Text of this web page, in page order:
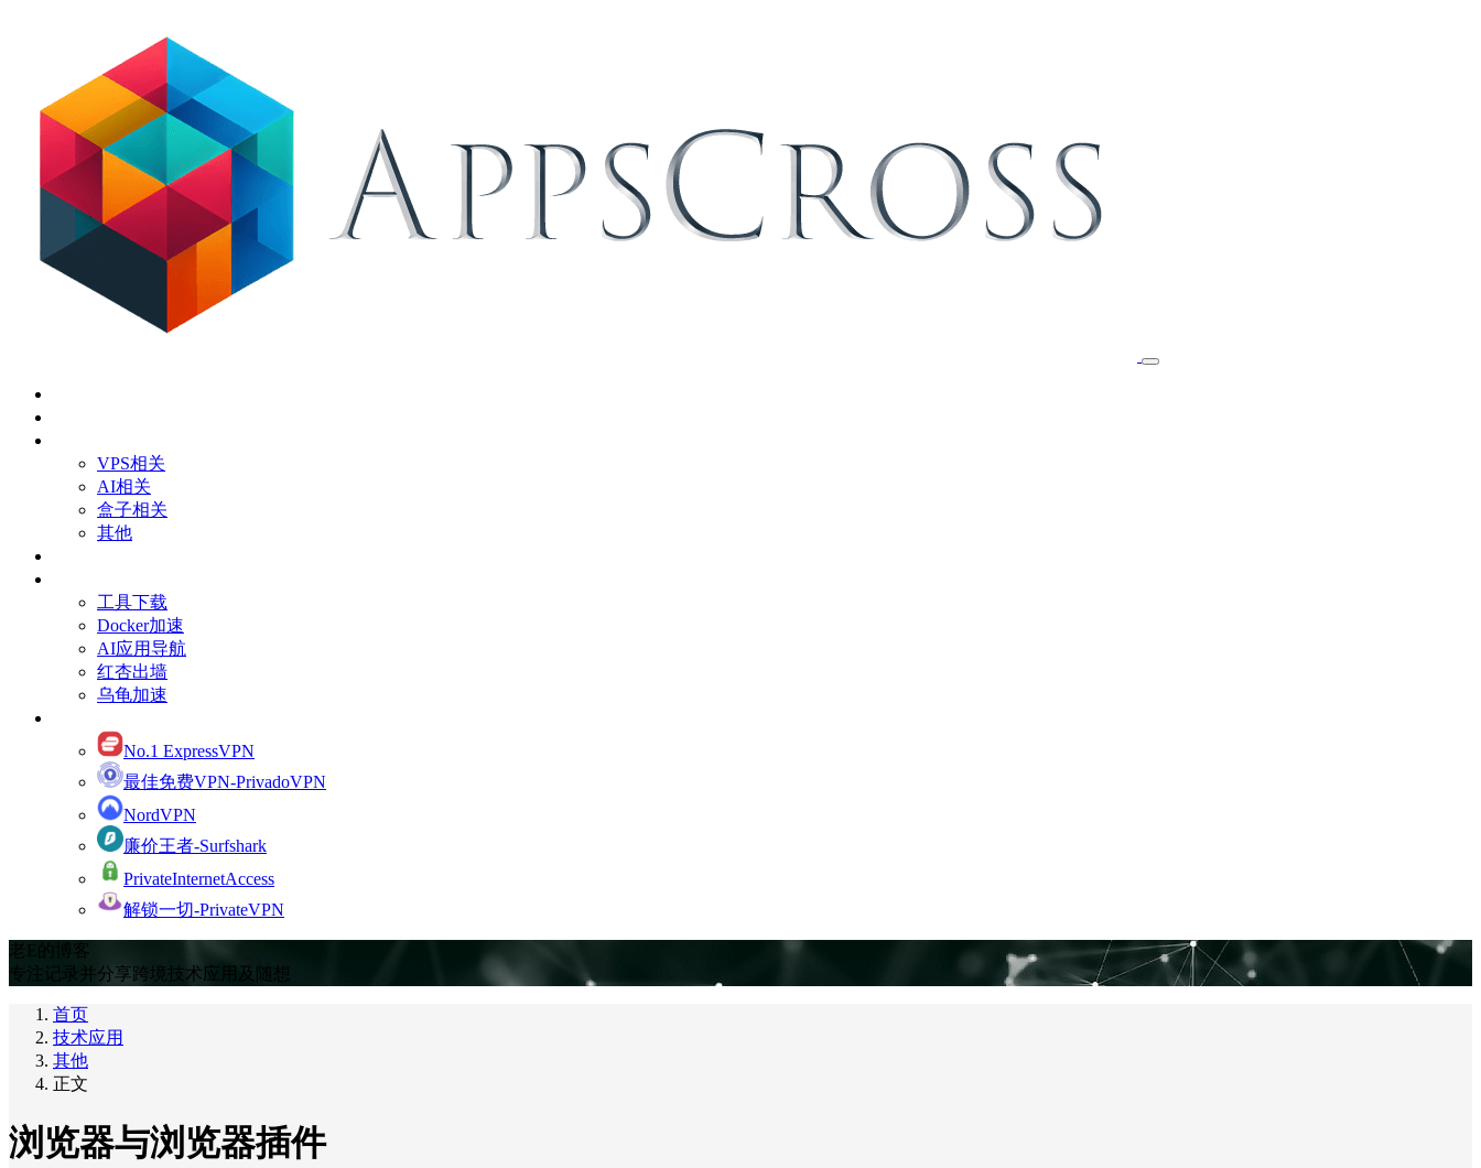
VPS相关
AI相关
盒子相关
其他
工具下载
Docker加速
AI应用导航
红杏出墙
乌龟加速
No.1 ExpressVPN
最佳免费VPN-PrivadoVPN
NordVPN
廉价王者-Surfshark
PrivateInternetAccess
解锁一切-PrivateVPN
老E的博客
专注记录并分享跨境技术应用及随想
首页
技术应用
其他
正文
浏览器与浏览器插件